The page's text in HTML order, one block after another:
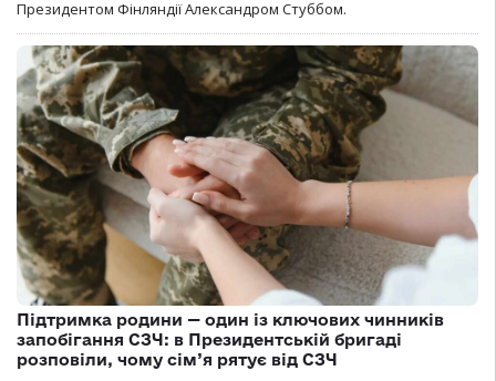
Президентом Фінляндії Александром Стуббом.
Підтримка родини — один із ключових чинників
запобігання СЗЧ: в Президентській бригаді
розповіли, чому сім’я рятує від СЗЧ